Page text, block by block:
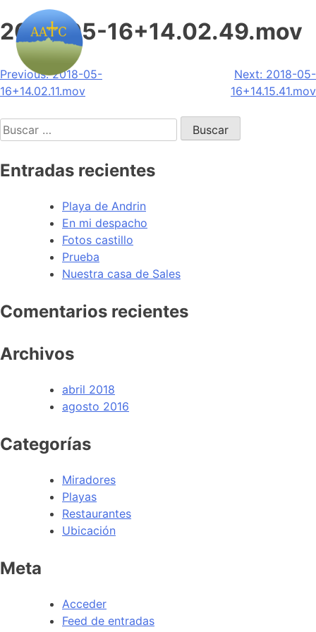
2018-05-16+14.02.49.mov
Navegación
de
entradas
Previous: 2018-05-
16+14.02.11.mov
Next: 2018-05-
16+14.15.41.mov
Buscar:
Entradas recientes
Playa de Andrin
En mi despacho
Fotos castillo
Prueba
Nuestra casa de Sales
Comentarios recientes
Archivos
abril 2018
agosto 2016
Categorías
Miradores
Playas
Restaurantes
Ubicación
Meta
Acceder
Feed de entradas